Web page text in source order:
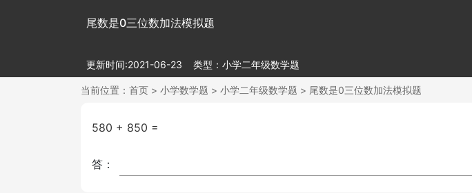
尾数是0三位数加法模拟题
更新时间:2021-06-23 类型：小学二年级数学题
当前位置： 首页 > 小学数学题 > 小学二年级数学题 > 尾数是0三位数加法模拟题
580 + 850 =
答：